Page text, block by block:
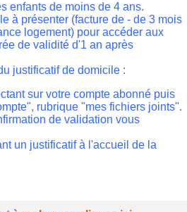
enfants de moins de 4 ans.
à présenter (facture de - de 3 mois
logement) pour accéder aux
de validité d'1 an après
justificatif de domicile :
sur votre compte abonné puis
rubrique "mes fichiers joints".
de validation vous
un justificatif à l'accueil de la